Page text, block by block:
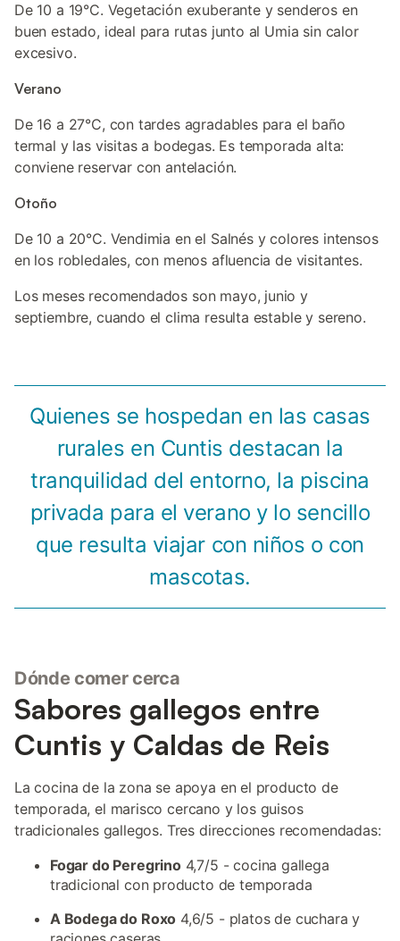
De 10 a 19°C. Vegetación exuberante y senderos en
buen estado, ideal para rutas junto al Umia sin calor
excesivo.
Verano
De 16 a 27°C, con tardes agradables para el baño
termal y las visitas a bodegas. Es temporada alta:
conviene reservar con antelación.
Otoño
De 10 a 20°C. Vendimia en el Salnés y colores intensos
en los robledales, con menos afluencia de visitantes.
Los meses recomendados son mayo, junio y
septiembre, cuando el clima resulta estable y sereno.
Quienes se hospedan en las casas
rurales en Cuntis destacan la
tranquilidad del entorno, la piscina
privada para el verano y lo sencillo
que resulta viajar con niños o con
mascotas.
Dónde comer cerca
Sabores gallegos entre
Cuntis y Caldas de Reis
La cocina de la zona se apoya en el producto de
temporada, el marisco cercano y los guisos
tradicionales gallegos. Tres direcciones recomendadas:
Fogar do Peregrino4,7/5 - cocina gallega
tradicional con producto de temporada
A Bodega do Roxo 4,6/5 - platos de cuchara y